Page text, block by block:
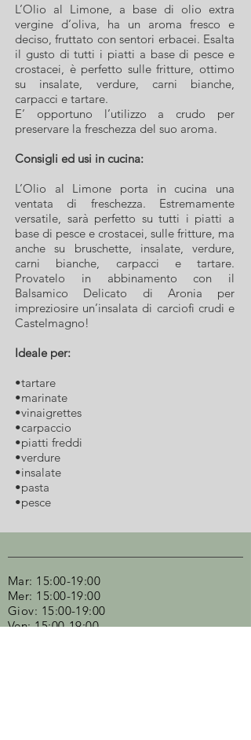
L’Olio al Limone, a base di olio extra
vergine d’oliva, ha un aroma fresco e
deciso, fruttato con sentori erbacei. Esalta
il gusto di tutti i piatti a base di pesce e
crostacei, è perfetto sulle fritture, ottimo
su insalate, verdure, carni bianche,
carpacci e tartare.
E’ opportuno l’utilizzo a crudo per
preservare la freschezza del suo aroma.
Consigli ed usi in cucina:
L’Olio al Limone porta in cucina una
ventata di freschezza. Estremamente
versatile, sarà perfetto su tutti i piatti a
base di pesce e crostacei, sulle fritture, ma
anche su bruschette, insalate, verdure,
carni bianche, carpacci e tartare.
Provatelo in abbinamento con il
Balsamico Delicato di Aronia per
impreziosire un’insalata di carciofi crudi e
Castelmagno!
Ideale per:
•tartare
•marinate
•vinaigrettes
•carpaccio
•piatti freddi
•verdure
•insalate
•pasta
•pesce
Mar: 15:00-19:00
Mer: 15:00-19:00
Giov: 15:00-19:00
Ven: 15:00-19:00